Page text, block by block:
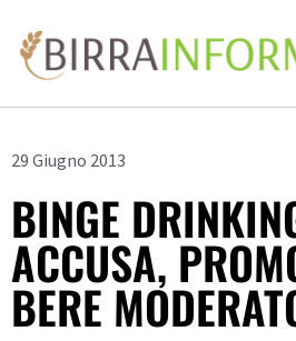
29 Giugno 2013
BINGE
ACCUSA,
BERE